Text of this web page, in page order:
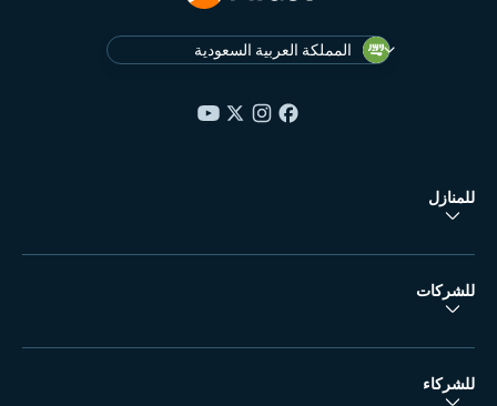
المملكة العربية السعودية
للمنازل
للشركات
للشركاء